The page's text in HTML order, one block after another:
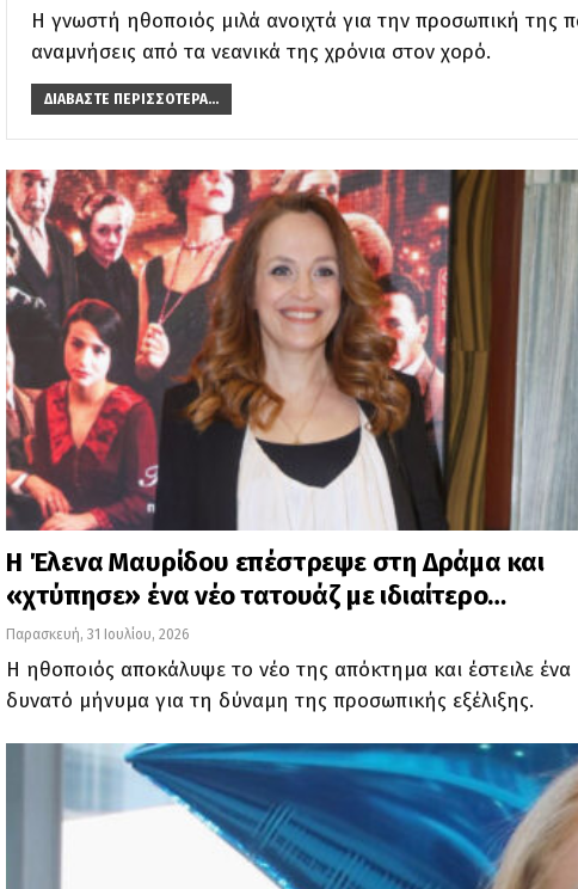
Η γνωστή ηθοποιός μιλά ανοιχτά για την προσωπική της
αναμνήσεις από τα νεανικά της χρόνια στον χορό.
ΔΙΑΒΆΣΤΕ ΠΕΡΙΣΣΌΤΕΡΑ...
Η Έλενα Μαυρίδου επέστρεψε στη Δράμα και
«χτύπησε» ένα νέο τατουάζ με ιδιαίτερο…
Παρασκευή, 31 Ιουλίου, 2026
Η ηθοποιός αποκάλυψε το νέο της απόκτημα και έστειλε ένα
δυνατό μήνυμα για τη δύναμη της προσωπικής εξέλιξης.